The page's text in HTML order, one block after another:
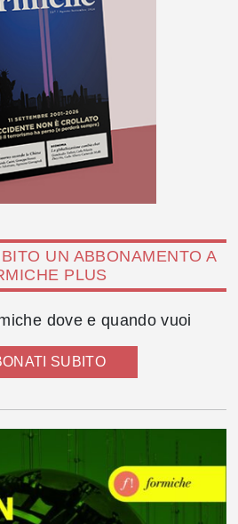
UN ABBONAMENTO A
PLUS
dove e quando vuoi
SUBITO